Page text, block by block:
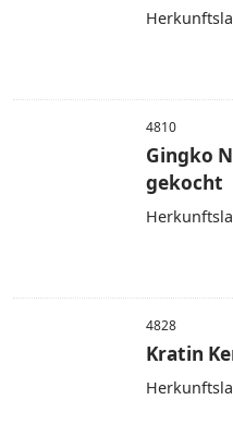
4810
Gingko
gekocht
4828
Kratin